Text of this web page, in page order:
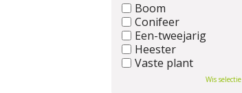
Boom
Conifeer
Een-tweejarig
Heester
Vaste plant
Wis selectie